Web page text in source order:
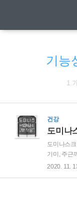
기능
1
건강
도미나
도미나스
기미, 주근
고 스트레
종류를 보
2020. 11.